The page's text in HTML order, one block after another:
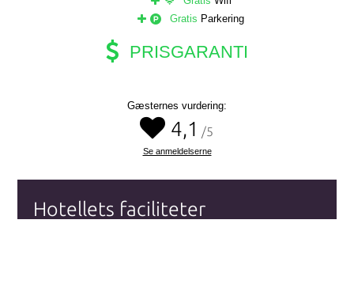
Gratis Parkering
PRISGARANTI
Gæsternes vurdering:
4,1 /5
Se anmeldelserne
Hotellets faciliteter